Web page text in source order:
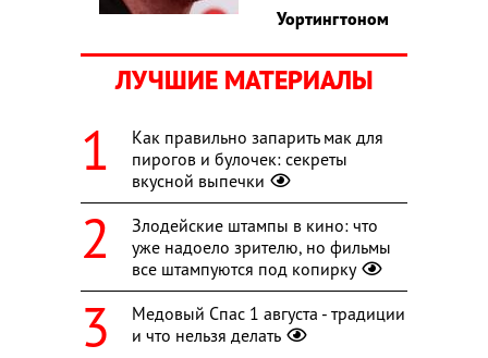
Уортингтоном
ЛУЧШИЕ МАТЕРИАЛЫ
Как правильно запарить мак для
пирогов и булочек: секреты
вкусной выпечки
Злодейские штампы в кино: что
уже надоело зрителю, но фильмы
все штампуются под копирку
Медовый Спас 1 августа - традиции
и что нельзя делать